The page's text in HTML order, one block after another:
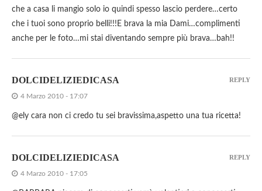
che a casa li mangio solo io quindi spesso lascio perdere…certo
che i tuoi sono proprio belli!!!E brava la mia Dami…complimenti
anche per le foto…mi stai diventando sempre più brava…bah!!
DOLCIDELIZIEDICASA
4 Marzo 2010 - 17:07
@ely cara non ci credo tu sei bravissima,aspetto una tua ricetta!
REPLY
DOLCIDELIZIEDICASA
4 Marzo 2010 - 17:05
REPLY